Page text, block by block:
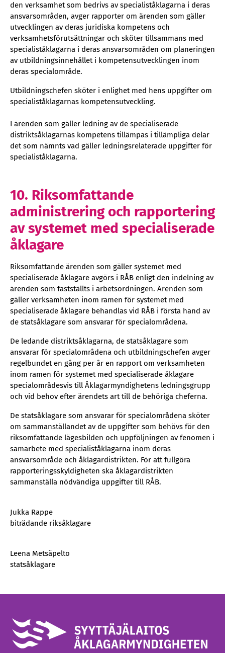
den verksamhet som bedrivs av specialiståklagarna i deras
ansvarsområden, avger rapporter om ärenden som gäller
utvecklingen av deras juridiska kompetens och
verksamhetsförutsättningar och sköter tillsammans med
specialiståklagarna i deras ansvarsområden om planeringen
av utbildningsinnehållet i kompetensutvecklingen inom
deras specialområde.
Utbildningschefen sköter i enlighet med hens uppgifter om
specialiståklagarnas kompetensutveckling.
I ärenden som gäller ledning av de specialiserade
distriktsåklagarnas kompetens tillämpas i tillämpliga delar
det som nämnts vad gäller ledningsrelaterade uppgifter för
specialiståklagarna.
10. Riksomfattande
administrering och rapportering
av systemet med specialiserade
åklagare
Riksomfattande ärenden som gäller systemet med
specialiserade åklagare avgörs i RÅB enligt den indelning av
ärenden som fastställts i arbetsordningen. Ärenden som
gäller verksamheten inom ramen för systemet med
specialiserade åklagare behandlas vid RÅB i första hand av
de statsåklagare som ansvarar för specialområdena.
De ledande distriktsåklagarna, de statsåklagare som
ansvarar för specialområdena och utbildningschefen avger
regelbundet en gång per år en rapport om verksamheten
inom ramen för systemet med specialiserade åklagare
specialområdesvis till Åklagarmyndighetens ledningsgrupp
och vid behov efter ärendets art till de behöriga cheferna.
De statsåklagare som ansvarar för specialområdena sköter
om sammanställandet av de uppgifter som behövs för den
riksomfattande lägesbilden och uppföljningen av fenomen i
samarbete med specialiståklagarna inom deras
ansvarsområde och åklagardistrikten. För att fullgöra
rapporteringsskyldigheten ska åklagardistrikten
sammanställa nödvändiga uppgifter till RÅB.
Jukka Rappe
biträdande riksåklagare
Leena Metsäpelto
statsåklagare